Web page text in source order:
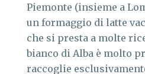
Piemonte (insieme a
un formaggio di latte
che si presta a molte
bianco di Alba è molto
raccoglie